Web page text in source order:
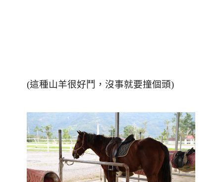
(這種山羊很好鬥，沒事就要撞個頭)